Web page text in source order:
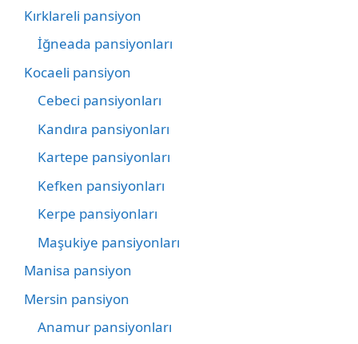
Kırklareli pansiyon
İğneada pansiyonları
Kocaeli pansiyon
Cebeci pansiyonları
Kandıra pansiyonları
Kartepe pansiyonları
Kefken pansiyonları
Kerpe pansiyonları
Maşukiye pansiyonları
Manisa pansiyon
Mersin pansiyon
Anamur pansiyonları